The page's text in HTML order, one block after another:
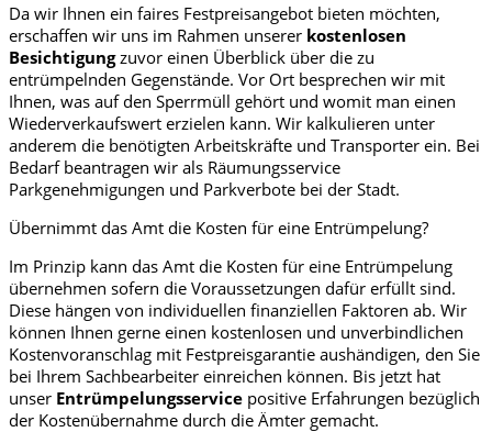
Da wir Ihnen ein faires Festpreisangebot bieten möchten,
erschaffen wir uns im Rahmen unserer kostenlosen
Besichtigungzuvor einen Überblick über die zu
entrümpelnden Gegenstände. Vor Ort besprechen wir mit
Ihnen, was auf den Sperrmüll gehört und womit man einen
Wiederverkaufswert erzielen kann. Wir kalkulieren unter
anderem die benötigten Arbeitskräfte und Transporter ein. Bei
Bedarf beantragen wir als Räumungsservice
Parkgenehmigungen und Parkverbote bei der Stadt.
Übernimmt das Amt die Kosten für eine Entrümpelung?
Im Prinzip kann das Amt die Kosten für eine Entrümpelung
übernehmen sofern die Voraussetzungen dafür erfüllt sind.
Diese hängen von individuellen finanziellen Faktoren ab. Wir
können Ihnen gerne einen kostenlosen und unverbindlichen
Kostenvoranschlag mit Festpreisgarantie aushändigen, den Sie
bei Ihrem Sachbearbeiter einreichen können. Bis jetzt hat
unser Entrümpelungsservice positive Erfahrungen bezüglich
der Kostenübernahme durch die Ämter gemacht.